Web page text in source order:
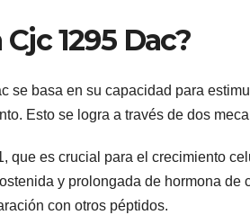
1295 Dac?
se basa en su capacidad para
Esto se logra a través de dos
que es crucial para el crecimiento
y prolongada de hormona de
con otros péptidos.